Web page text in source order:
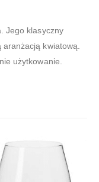
Jego klasyczny
kwiatową.
użytkowanie.